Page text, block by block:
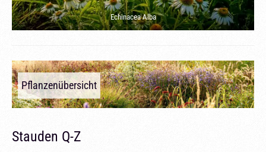
Echinacea Alba
Pflanzenübersicht
Stauden Q-Z